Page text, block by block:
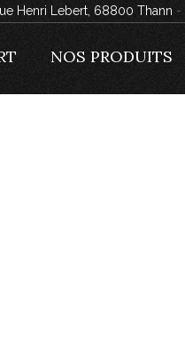
Henri Lebert, 68800 Thann -
NOS PRODUITS